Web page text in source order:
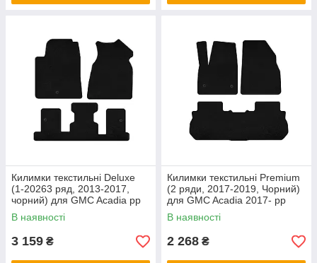
Килимки текстильні Deluxe
(1-20263 ряд, 2013-2017,
чорний) для GMC Acadia рр
В наявності
3 159 ₴
Килимки текстильні Premium
(2 ряди, 2017-2019, Чорний)
для GMC Acadia 2017- рр
В наявності
2 268 ₴